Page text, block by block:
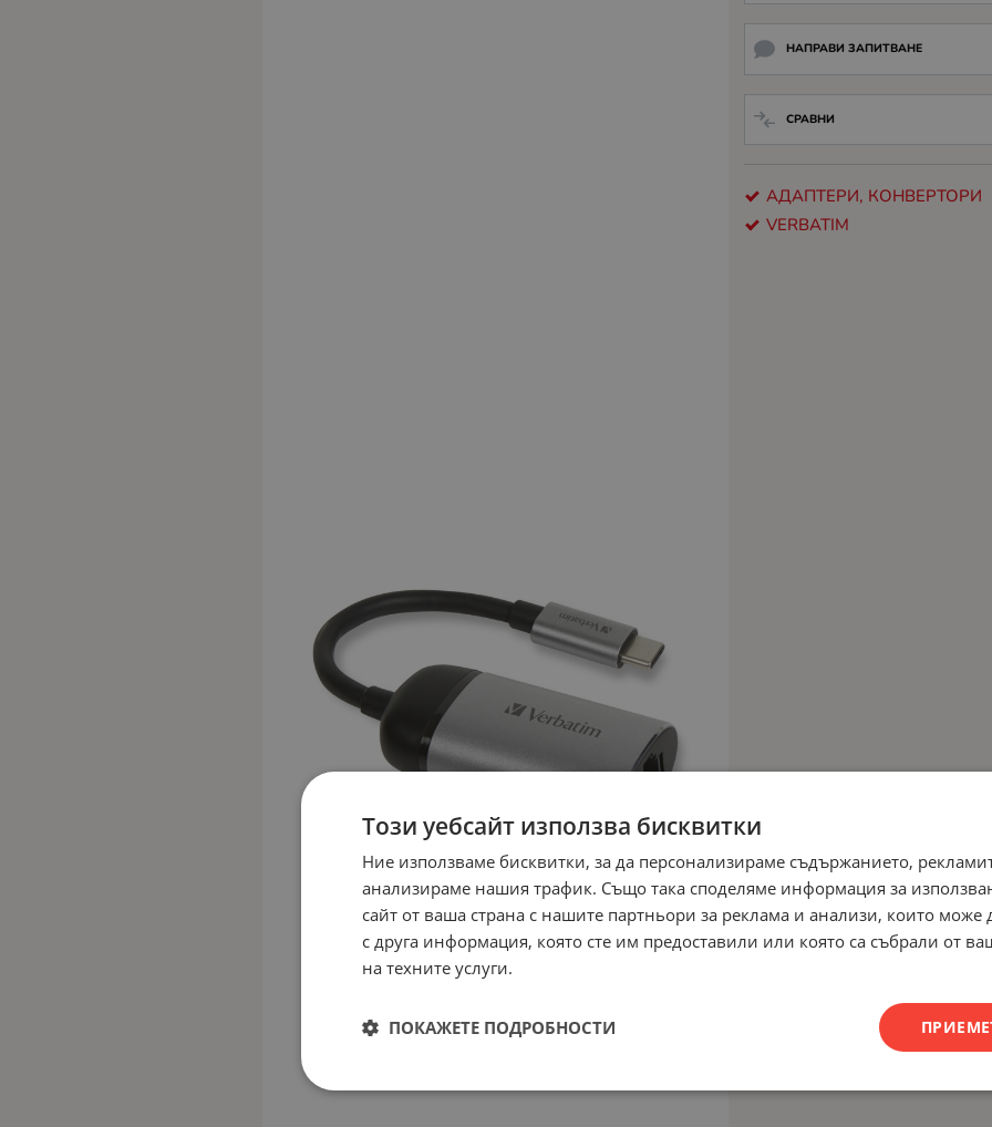
НАПРАВИ ЗАПИТВАНЕ
СРАВНИ
АДАПТЕРИ, КОНВЕРТОРИ
VERBATIM
Този уебсайт използва бисквитки
Ние използваме бисквитки, за да персонализираме съдържанието,
анализираме нашия трафик. Също така споделяме информация за
сайт от ваша страна с нашите партньори за реклама и анализи, които може
с друга информация, която сте им предоставили или която са събрали от
на техните услуги.
ПОКАЖЕТЕ ПОДРОБНОСТИ